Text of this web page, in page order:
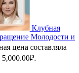
Клубная
Молодости и
цена составляла